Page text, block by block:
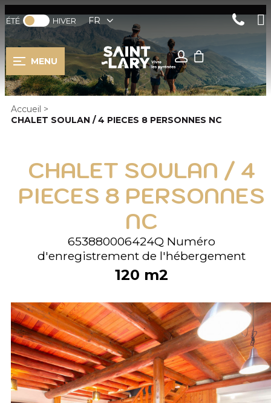
ÉTÉ HIVER FR
MENU
Accueil >
CHALET SOULAN / 4 PIECES 8 PERSONNES NC
CHALET SOULAN / 4
PIECES 8 PERSONNES
NC
653880006424Q Numéro
d'enregistrement de l'hébergement
120 m2